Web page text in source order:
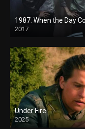
1987: When the Day
2017
Under Fire
2025